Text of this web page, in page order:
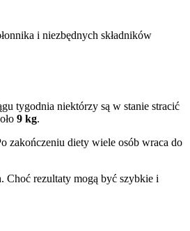
i niezbędnych składników
tygodnia niektórzy są w stanie stracić
9 kg.
zakończeniu diety wiele osób wraca do
Choć rezultaty mogą być szybkie i